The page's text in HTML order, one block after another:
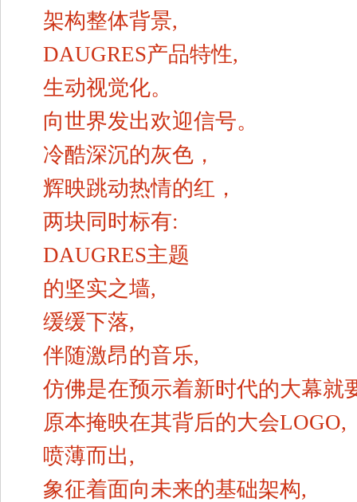
架构整体背景,
DAUGRES产品特性,
生动视觉化。
向世界发出欢迎信号。
冷酷深沉的灰色，
辉映跳动热情的红，
两块同时标有:
DAUGRES主题
的坚实之墙,
缓缓下落,
伴随激昂的音乐,
仿佛是在预示着新时代的大幕就
原本掩映在其背后的大会LOGO,
喷薄而出,
象征着面向未来的基础架构,